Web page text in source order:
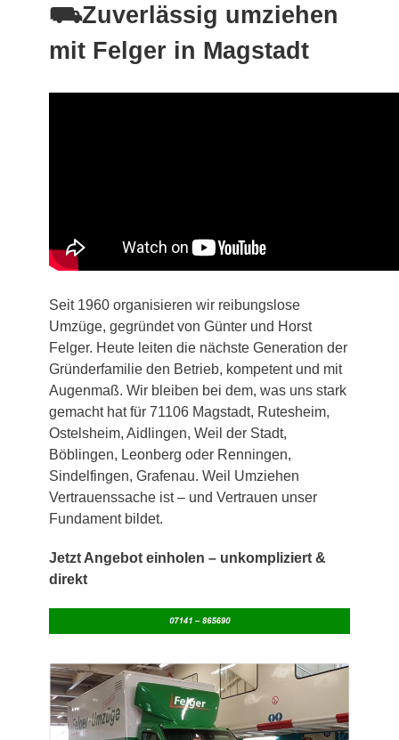
⛟Zuverlässig umziehen
mit Felger in Magstadt
Seit 1960 organisieren wir reibungslose
Umzüge, gegründet von Günter und Horst
Felger. Heute leiten die nächste Generation der
Gründerfamilie den Betrieb, kompetent und mit
Augenmaß. Wir bleiben bei dem, was uns stark
gemacht hat für 71106 Magstadt, Rutesheim,
Ostelsheim, Aidlingen, Weil der Stadt,
Böblingen, Leonberg oder Renningen,
Sindelfingen, Grafenau. Weil Umziehen
Vertrauenssache ist – und Vertrauen unser
Fundament bildet.
Jetzt Angebot einholen – unkompliziert &
direkt